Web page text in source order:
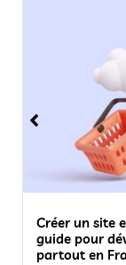
Créer un site
guide pour
partout en